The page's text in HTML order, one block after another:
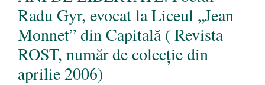
Radu Gyr, evocat la Liceul „Jean
Monnet” din Capitală ( Revista
ROST, număr de colecție din
aprilie 2006)